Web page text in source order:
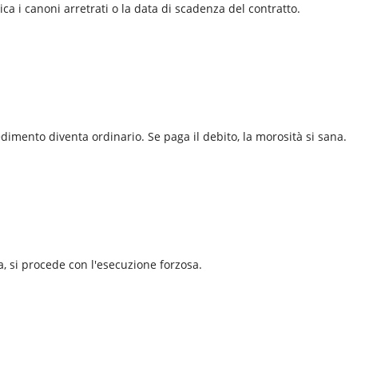
i canoni arretrati o la data di scadenza del contratto.
diventa ordinario. Se paga il debito, la morosità si sana.
procede con l'esecuzione forzosa.